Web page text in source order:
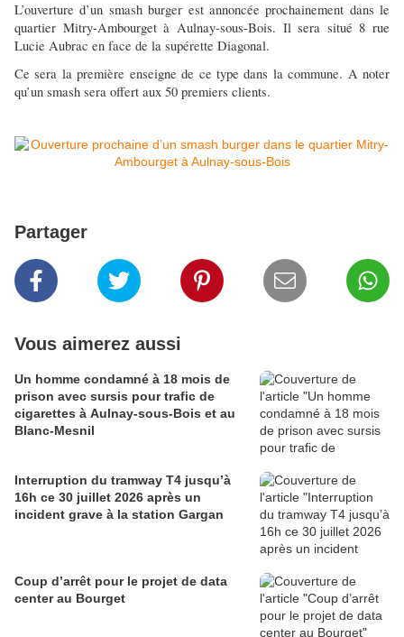
L’ouverture d’un smash burger est annoncée prochainement dans le
quartier Mitry-Ambourget à Aulnay-sous-Bois. Il sera situé 8 rue
Lucie Aubrac en face de la supérette Diagonal.
Ce sera la première enseigne de ce type dans la commune. A noter
qu’un smash sera offert aux 50 premiers clients.
Partager
Vous aimerez aussi
Un homme condamné à 18 mois de
prison avec sursis pour trafic de
cigarettes à Aulnay-sous-Bois et au
Blanc-Mesnil
Interruption du tramway T4 jusqu’à
16h ce 30 juillet 2026 après un
incident grave à la station Gargan
Coup d’arrêt pour le projet de data
center au Bourget